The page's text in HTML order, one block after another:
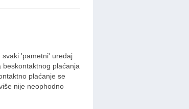
svaki 'pametni' uređaj
plaćanja
plaćanje se
nije neophodno